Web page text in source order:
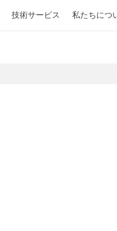
技術サービス 私たちにつ